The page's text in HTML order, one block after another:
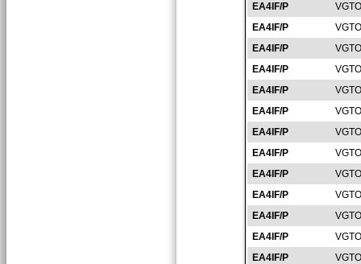
EA4IF/P
EA4IF/P
EA4IF/P
EA4IF/P
EA4IF/P
EA4IF/P
EA4IF/P
EA4IF/P
EA4IF/P
EA4IF/P
EA4IF/P
EA4IF/P
EA4IF/P